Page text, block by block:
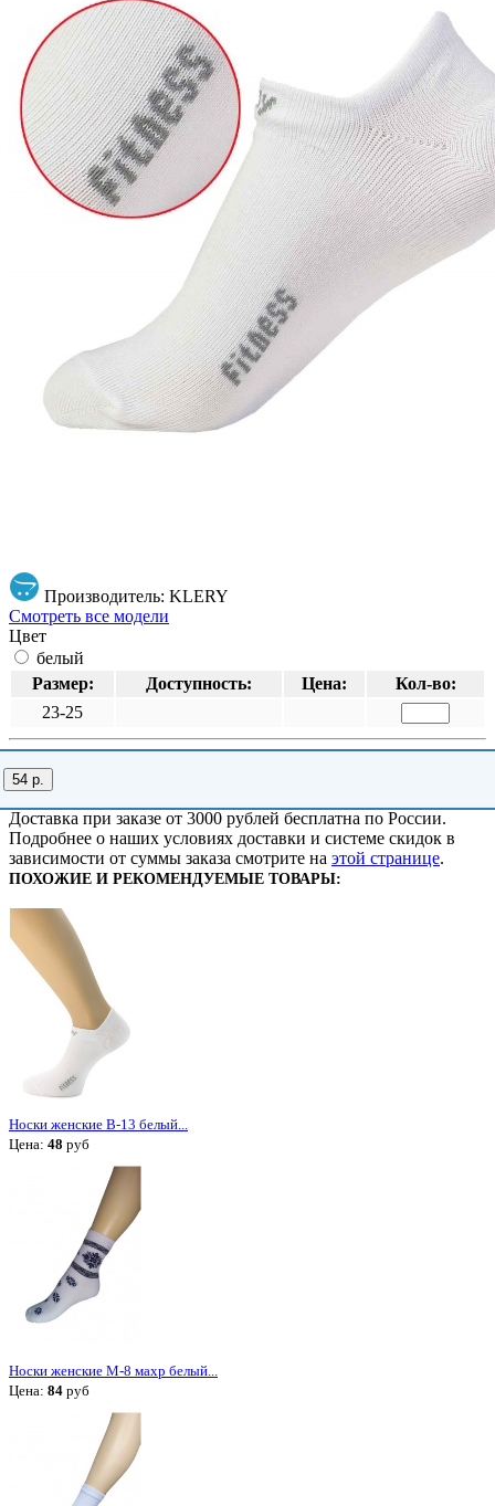
Производитель: KLERY
Смотреть все модели
Цвет
белый
Размер:
Доступность: Цена:
Кол-во:
23-25
54 р.
Доставка при заказе от 3000 рублей бесплатна по России.
Подробнее о наших условиях доставки и системе скидок в
зависимости от суммы заказа смотрите на этой странице.
ПОХОЖИЕ И РЕКОМЕНДУЕМЫЕ ТОВАРЫ:
Носки женские В-13 белый...
Цена: 48 руб
Носки женские М-8 махр белый...
Цена: 84 руб